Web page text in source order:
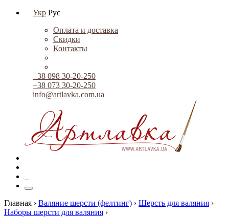
Укр Рус
Оплата и доставка
Скидки
Контакты
+38 098 30-20-250
+38 073 30-20-250
info@artlavka.com.ua
Главная › Валяние шерсти (фелтинг) › Шерсть для валяния ›
Наборы шерсти для валяния ›